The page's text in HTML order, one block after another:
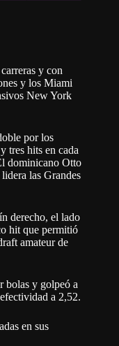
y con
y los Miami
New York
por los
tres hits en cada
dominicano Otto
las Grandes
derecho, el lado
hit que permitió
amateur de
bolas y golpeó a
a 2,52.
en sus